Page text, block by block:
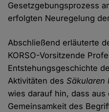
Gesetzgebungsprozess
erfolgten Neuregelung
Abschließend erläuterte
KORSO-Vorsitzende
Entstehungsgeschichte
Aktivitäten desSäkularen
wies darauf hin, dass aus
Gemeinsamkeit des